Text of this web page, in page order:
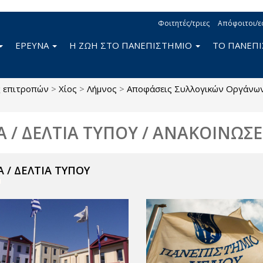
Φοιτητές/τριες Απόφοιτοι/
ΕΡΕΥΝΑ Η ΖΩΗ ΣΤΟ ΠΑΝΕΠΙΣΤΗΜΙΟ ΤΟ
επιτροπών > Χίος > Λήμνος > Αποφάσεις Συλλογικών
/ ΔΕΛΤΙΑ ΤΥΠΟΥ /
/ ΔΕΛΤΙΑ ΤΥΠΟΥ